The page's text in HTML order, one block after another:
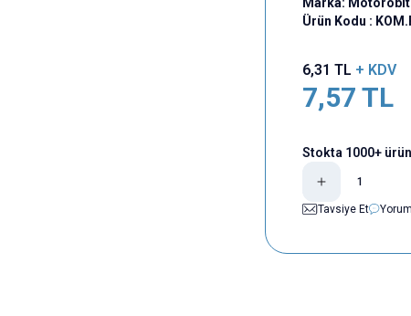
Ürün Kodu :
6,31 TL + KDV
7,57 TL
Stokta 1000+ ürün
Tavsiye Et